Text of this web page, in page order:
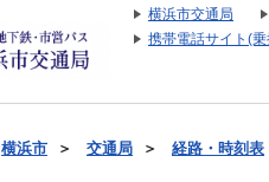
横浜市交通局
携帯電話サイト(
横浜市 ＞ 交通局 ＞ 経路・時刻表